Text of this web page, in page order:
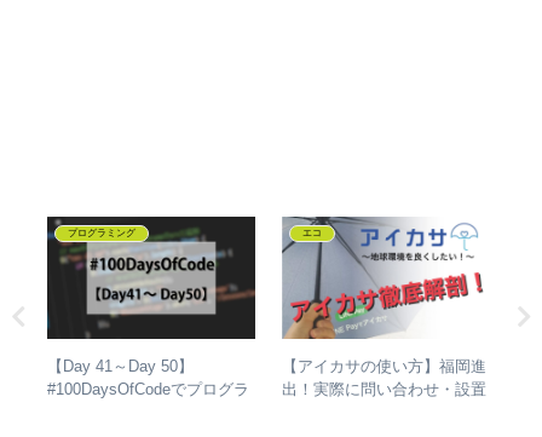
使い方】福岡進
い合わせ・設置
店舗情報
【ニクサクキッチン】2020年
7月、博多区住吉に新規オー
子育て
【実際にパパが読ま
った】1歳児の娘が